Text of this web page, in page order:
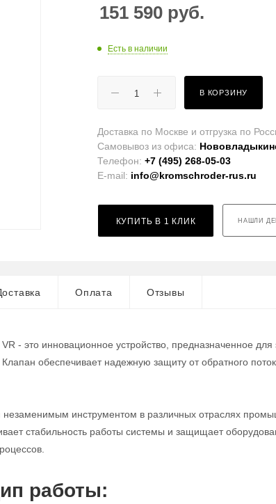
151 590 руб.
Есть в наличии
В КОРЗИНУ
Доставка по Москве и отгрузка по
Самовывоз из офиса:
Телефон:+7 (495) 268-05-03
E-mail: info@kromschroder-rus.ru
КУПИТЬ В 1 КЛИК НАШЛИ
Оплата Отзывы
- это инновационное устройство, предназначенное
обеспечивает надежную защиту от обратного
инструментом в различных отраслях
стабильность работы системы и защищает
работы: